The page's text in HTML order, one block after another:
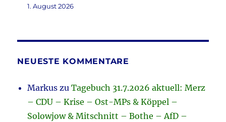
1. August 2026
NEUESTE KOMMENTARE
Markus zuTagebuch 31.7.2026 aktuell: Merz
– CDU – Krise – Ost-MPs & Köppel –
Solowjow & Mitschnitt – Bothe – AfD –